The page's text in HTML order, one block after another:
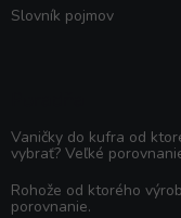
Slovník pojmov
Vaničky do kufra od
vybrať? Veľké
Rohože od ktorého
porovnanie.